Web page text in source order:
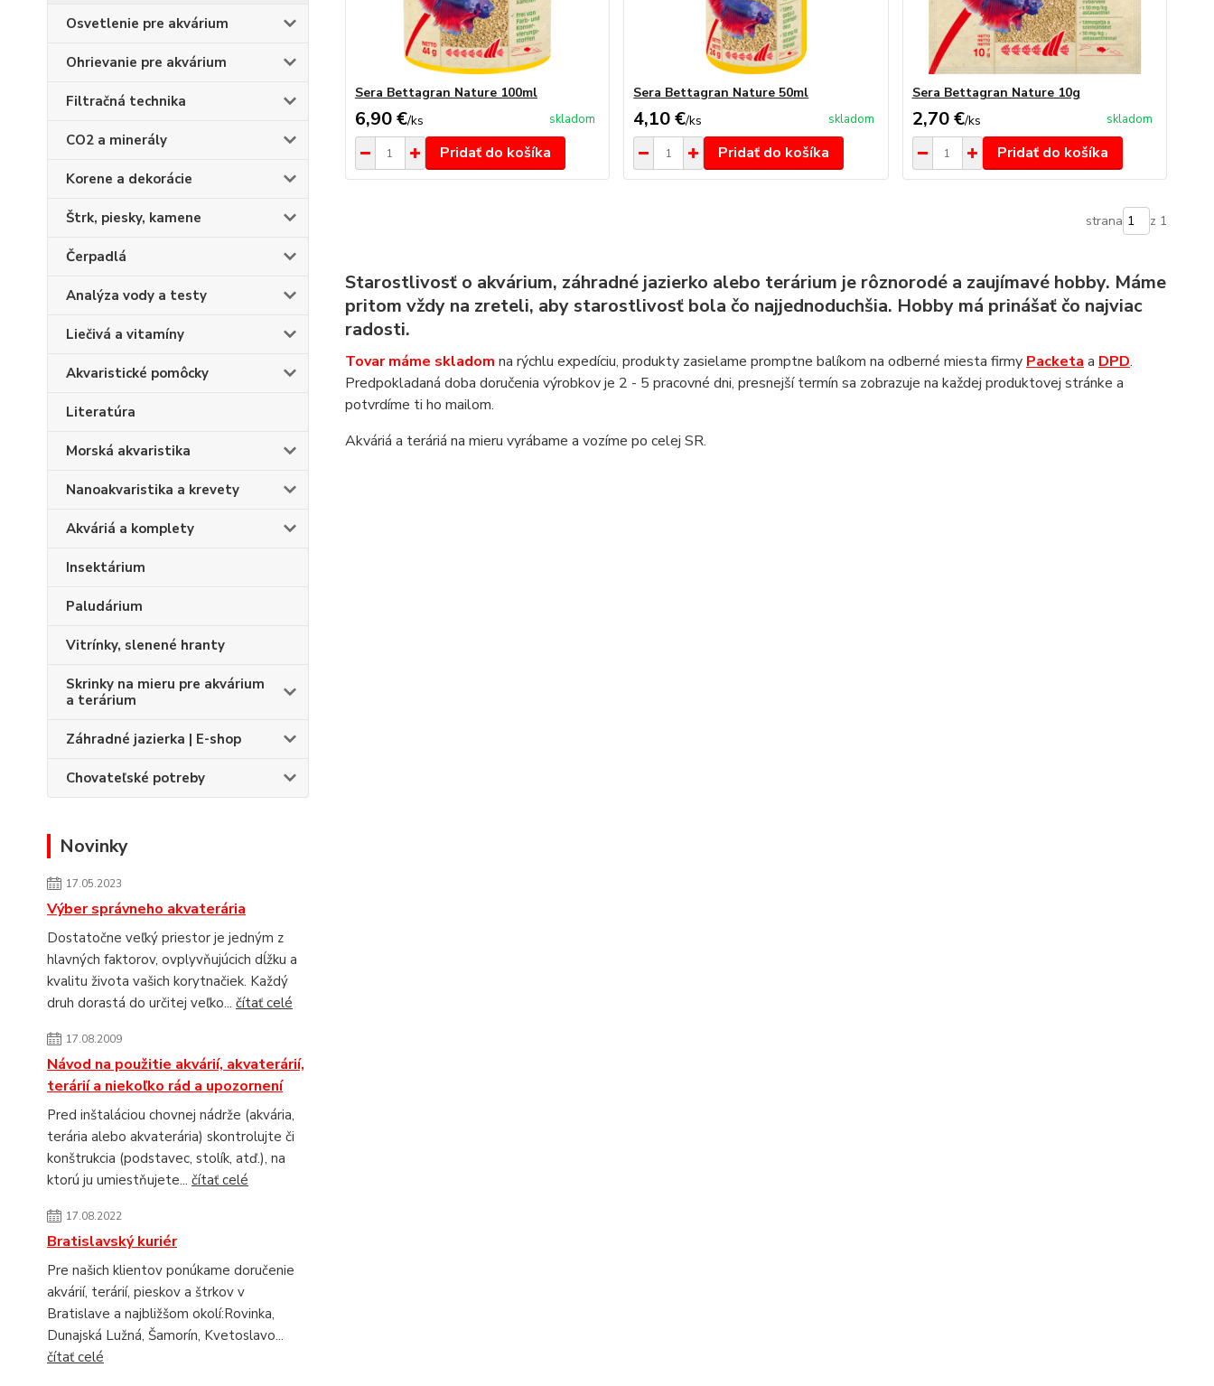
Osvetlenie pre akvárium
Ohrievanie pre akvárium
Filtračná technika
CO2 a minerály
Korene a dekorácie
Štrk, piesky, kamene
Čerpadlá
Analýza vody a testy
Liečivá a vitamíny
Akvaristické pomôcky
Literatúra
Morská akvaristika
Nanoakvaristika a krevety
Akváriá a komplety
Insektárium
Paludárium
Vitrínky, slenené hranty
Skrinky na mieru pre akvárium
a terárium
Záhradné jazierka | E-shop
Chovateľské potreby
Novinky
17.05.2023
Výber správneho akvaterária
Dostatočne veľký priestor je jedným z
hlavných faktorov, ovplyvňujúcich dĺžku a
kvalitu života vašich korytnačiek. Každý
druh dorastá do určitej veľko... čítať celé
17.08.2009
Návod na použitie akvárií, akvaterárií,
terárií a niekoľko rád a upozornení
Pred inštaláciou chovnej nádrže (akvária,
terária alebo akvaterária) skontrolujte či
konštrukcia (podstavec, stolík, atď.), na
ktorú ju umiestňujete... čítať celé
17.08.2022
Bratislavský kuriér
Pre našich klientov ponúkame doručenie
akvárií, terárií, pieskov a štrkov v
Bratislave a najbližšom okolí:Rovinka,
Dunajská Lužná, Šamorín, Kvetoslavo...
čítať celé
Sera Bettagran Nature 100ml
6,90 €/ks skladom
Pridať do košíka
Sera Bettagran Nature 50ml
4,10 €/ks skladom
Pridať do košíka
Sera Bettagran Nature 10g
2,70 €/ks skladom
Pridať do košíka
strana z 1
Starostlivosť o akvárium, záhradné jazierko alebo terárium je rôznorodé a zaujímavé hobby. Máme
pritom vždy na zreteli, aby starostlivosť bola čo najjednoduchšia. Hobby má prinášať čo najviac
radosti.
Tovar máme skladom na rýchlu expedíciu, produkty zasielame promptne balíkom na odberné miesta firmy Packeta a DPD.
Predpokladaná doba doručenia výrobkov je 2 - 5 pracovné dni, presnejší termín sa zobrazuje na každej produktovej stránke a
potvrdíme ti ho mailom.
Akváriá a teráriá na mieru vyrábame a vozíme po celej SR.